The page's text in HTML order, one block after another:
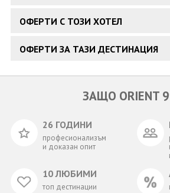
ОФЕРТИ С ТОЗИ ХОТЕЛ
ОФЕРТИ ЗА ТАЗИ ДЕСТИНАЦИЯ
ЗАЩО ORIENT
26 ГОДИНИ
професионализъм
и доказан опит
10 ЛЮБИМИ
топ дестинации